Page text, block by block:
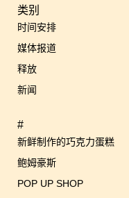
航
类别
时间安排
媒体报道
释放
新闻
#
新鲜制作的巧克力蛋糕
鲍姆豪斯
POP UP SHOP